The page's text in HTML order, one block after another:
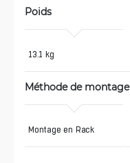
Poids
13.1 kg
Méthode de montage
Montage en Rack